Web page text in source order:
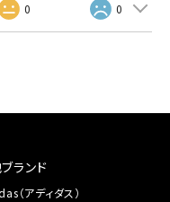
ランド
（アディダス）
0 0